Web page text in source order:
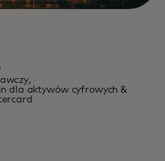
dla aktywów cyfrowych &